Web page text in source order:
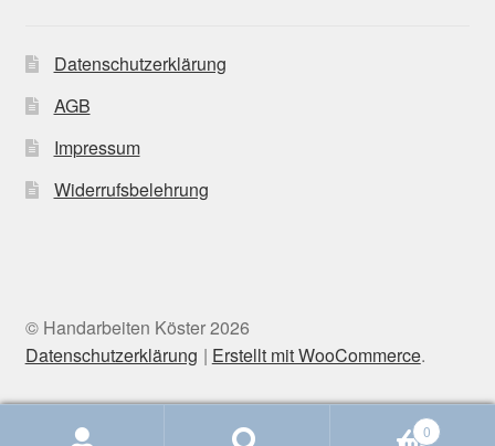
Datenschutzerklärung
AGB
Impressum
Widerrufsbelehrung
© Handarbeiten Köster 2026
Datenschutzerklärung
Erstellt mit WooCommerce.
0